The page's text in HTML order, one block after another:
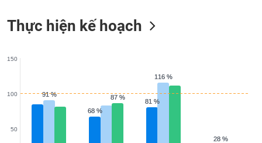
Thực hiện kế hoạch
68 %
68 %
81 %
81 %
91 %
91 %
116 %
116 %
28 %
28 %
87 %
87 %
50
100
150